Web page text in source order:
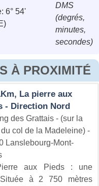
6° 54'
DMS
(degrés,
minutes,
secondes)
À PROXIMITÉ
La pierre aux
- Direction Nord
des Grattais - (sur la
du col de la Madeleine) -
Lanslebourg-Mont-
aux Pieds : une
à 2 750 mètres